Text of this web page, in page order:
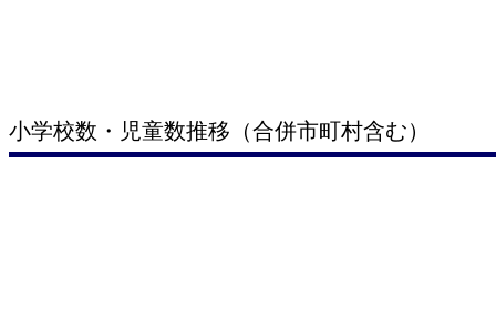
小学校数・児童数推移（合併市町村含む）